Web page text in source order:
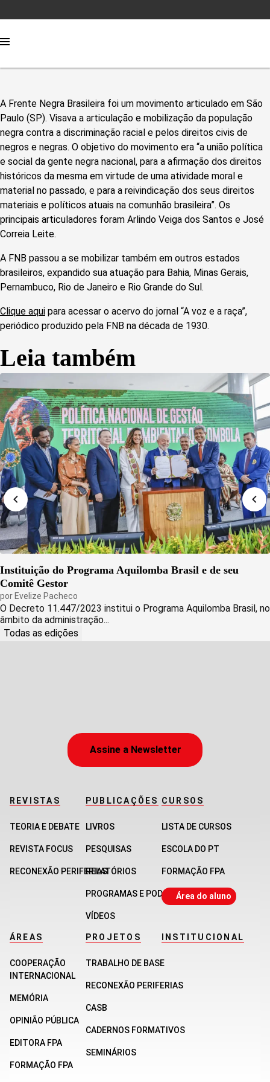
A Frente Negra Brasileira foi um movimento articulado em São
Paulo (SP). Visava a articulação e mobilização da população
negra contra a discriminação racial e pelos direitos civis de
negros e negras. O objetivo do movimento era “a união política
e social da gente negra nacional, para a afirmação dos direitos
históricos da mesma em virtude de uma atividade moral e
material no passado, e para a reivindicação dos seus direitos
materiais e políticos atuais na comunhão brasileira”. Os
principais articuladores foram Arlindo Veiga dos Santos e José
Correia Leite.
A FNB passou a se mobilizar também em outros estados
brasileiros, expandido sua atuação para Bahia, Minas Gerais,
Pernambuco, Rio de Janeiro e Rio Grande do Sul.
Clique aqui para acessar o acervo do jornal “A voz e a raça”,
periódico produzido pela FNB na década de 1930.
Leia também
Instituição do Programa Aquilomba Brasil e de seu
Comitê Gestor
por Evelize Pacheco
O Decreto 11.447/2023 institui o Programa Aquilomba Brasil, no
âmbito da administração...
Todas as edições
Assine a Newsletter
REVISTAS
TEORIA E DEBATE
REVISTA FOCUS
RECONEXÃO PERIFERIAS
PUBLICAÇÕES
LIVROS
PESQUISAS
RELATÓRIOS
PROGRAMAS E PODCASTS
VÍDEOS
CURSOS
LISTA DE CURSOS
ESCOLA DO PT
FORMAÇÃO FPA
Área do aluno
ÁREAS
COOPERAÇÃO
INTERNACIONAL
MEMÓRIA
OPINIÃO PÚBLICA
EDITORA FPA
FORMAÇÃO FPA
PROJETOS
TRABALHO DE BASE
RECONEXÃO PERIFERIAS
CASB
CADERNOS FORMATIVOS
SEMINÁRIOS
INSTITUCIONAL